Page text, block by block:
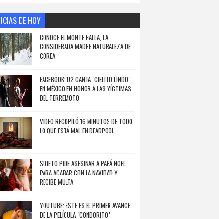
DE HOY
CONOCE EL MONTE HALLA, LA
CONSIDERADA MADRE NATURALEZA DE
COREA
FACEBOOK: U2 CANTA "CIELITO LINDO"
EN MÉXICO EN HONOR A LAS VÍCTIMAS
DEL TERREMOTO
VIDEO RECOPILÓ 16 MINUTOS DE TODO
LO QUE ESTÁ MAL EN DEADPOOL
SUJETO PIDE ASESINAR A PAPÁ NOEL
PARA ACABAR CON LA NAVIDAD Y
RECIBE MULTA
YOUTUBE: ESTE ES EL PRIMER AVANCE
DE LA PELÍCULA "CONDORITO"